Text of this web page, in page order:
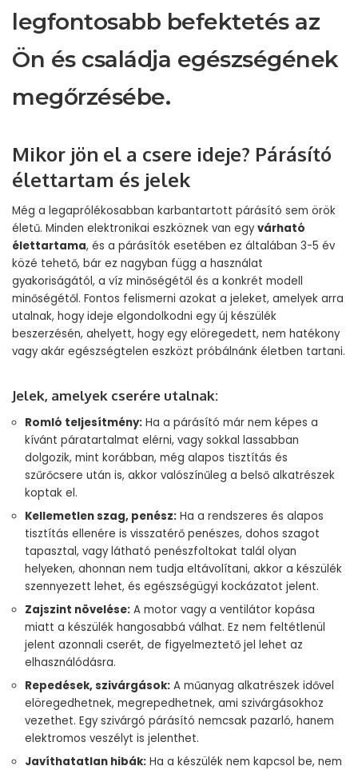
legfontosabb befektetés az
Ön és családja egészségének
megőrzésébe.
Mikor jön el a csere ideje? Párásító
élettartam és jelek
Még a legaprólékosabban karbantartott párásító sem örök
életű. Minden elektronikai eszköznek van egy várható
élettartama, és a párásítók esetében ez általában 3-5 év
közé tehető, bár ez nagyban függ a használat
gyakoriságától, a víz minőségétől és a konkrét modell
minőségétől. Fontos felismerni azokat a jeleket, amelyek arra
utalnak, hogy ideje elgondolkodni egy új készülék
beszerzésén, ahelyett, hogy egy elöregedett, nem hatékony
vagy akár egészségtelen eszközt próbálnánk életben tartani.
Jelek, amelyek cserére utalnak:
Romló teljesítmény: Ha a párásító már nem képes a
kívánt páratartalmat elérni, vagy sokkal lassabban
dolgozik, mint korábban, még alapos tisztítás és
szűrőcsere után is, akkor valószínűleg a belső alkatrészek
koptak el.
Kellemetlen szag, penész: Ha a rendszeres és alapos
tisztítás ellenére is visszatérő penészes, dohos szagot
tapasztal, vagy látható penészfoltokat talál olyan
helyeken, ahonnan nem tudja eltávolítani, akkor a készülék
szennyezett lehet, és egészségügyi kockázatot jelent.
Zajszint növelése: A motor vagy a ventilátor kopása
miatt a készülék hangosabbá válhat. Ez nem feltétlenül
jelent azonnali cserét, de figyelmeztető jel lehet az
elhasználódásra.
Repedések, szivárgások: A műanyag alkatrészek idővel
elöregedhetnek, megrepedhetnek, ami szivárgásokhoz
vezethet. Egy szivárgó párásító nemcsak pazarló, hanem
elektromos veszélyt is jelenthet.
Javíthatatlan hibák: Ha a készülék nem kapcsol be, nem